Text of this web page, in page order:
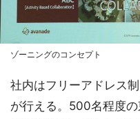
ゾーニングのコンセプト
社内はフリーアドレス
が行える。500名程度